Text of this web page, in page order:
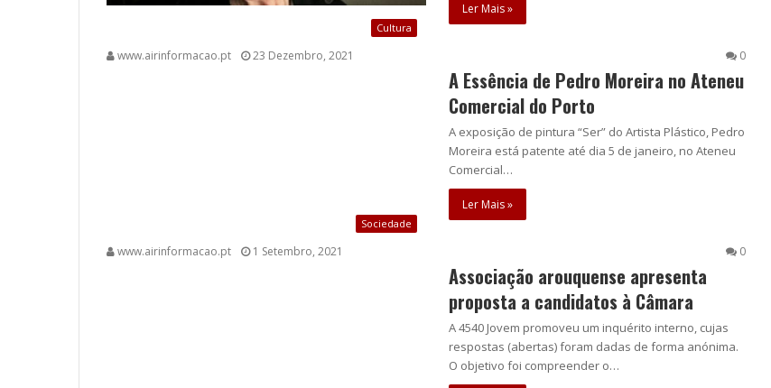
Ler Mais »
Cultura
www.airinformacao.pt 23 Dezembro, 2021 0
A Essência de Pedro Moreira no Ateneu
Comercial do Porto
A exposição de pintura “Ser” do Artista Plástico, Pedro
Moreira está patente até dia 5 de janeiro, no Ateneu
Comercial…
Ler Mais »
Sociedade
www.airinformacao.pt 1 Setembro, 2021 0
Associação arouquense apresenta
proposta a candidatos à Câmara
A 4540 Jovem promoveu um inquérito interno, cujas
respostas (abertas) foram dadas de forma anónima.
O objetivo foi compreender o…